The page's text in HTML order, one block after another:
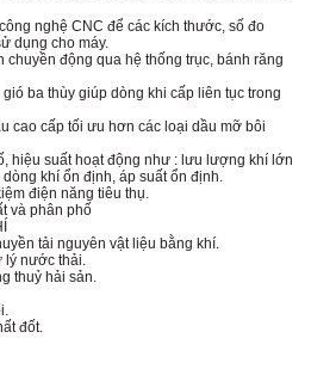
nghệ CNC để các kích thước, số đo
dụng cho máy.
động qua hệ thống trục, bánh răng
ba thùy giúp dòng khi cấp liên tục trong
cấp tối ưu hơn các loại dầu mỡ bôi
suất hoạt động như : lưu lượng khí lớn
khí ổn định, áp suất ổn định.
điện năng tiêu thụ.
và phân phố
tải nguyên vật liệu bằng khí.
lý nước thải.
thuỷ hải sản.
đốt.